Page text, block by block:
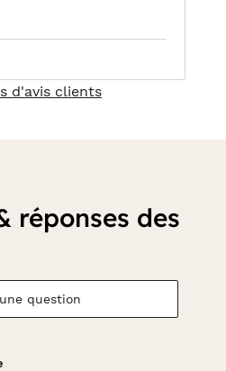
d'avis clients
réponses des
question